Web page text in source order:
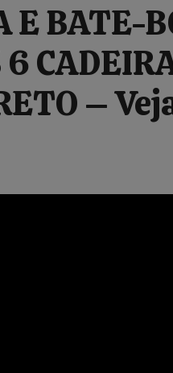
E BATE-
–